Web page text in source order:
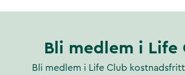
Bli medlem i Life
Bli medlem i Life Club